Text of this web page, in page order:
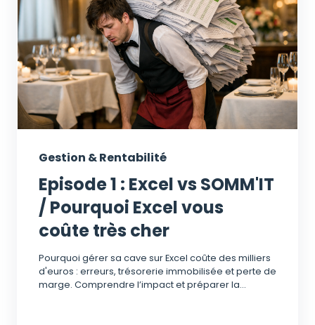
Gestion & Rentabilité
Episode 1 : Excel vs SOMM'IT
/ Pourquoi Excel vous
coûte très cher
Pourquoi gérer sa cave sur Excel coûte des milliers
d'euros : erreurs, trésorerie immobilisée et perte de
marge. Comprendre l’impact et préparer la...